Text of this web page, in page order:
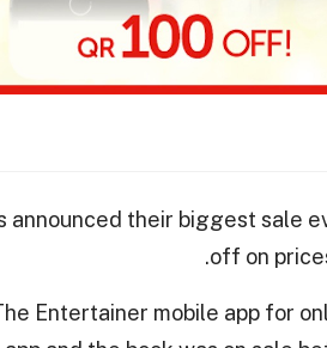
announced their biggest sale
off on
Entertainer mobile app for